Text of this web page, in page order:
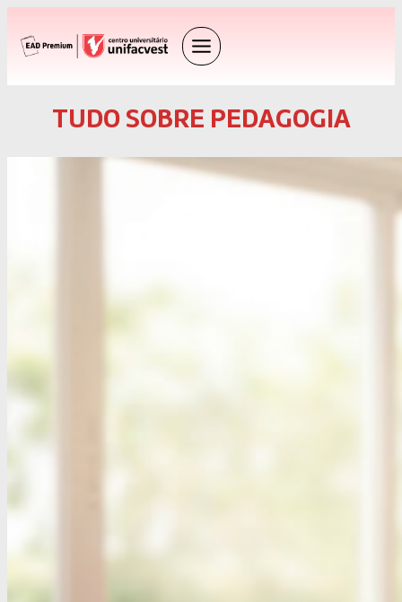
TUDO SOBRE PEDAGOGIA